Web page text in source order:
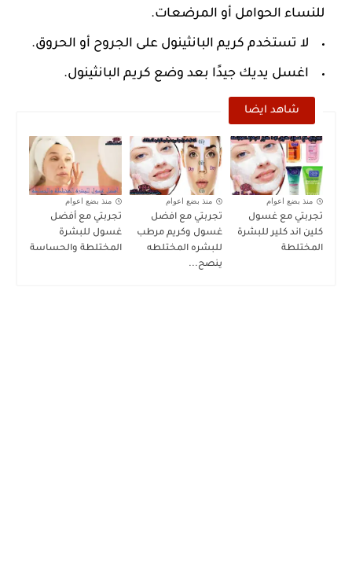
للنساء الحوامل أو المرضعات.
لا تستخدم كريم البانثينول على الجروح أو الحروق.
اغسل يديك جيدًا بعد وضع كريم البانثينول.
شاهد ايضا
منذ بضع اعوام
تجربتي مع غسول
كلين اند كلير للبشرة
المختلطة
منذ بضع اعوام
تجربتي مع افضل
غسول وكريم مرطب
للبشره المختلطه
ينصح...
منذ بضع اعوام
تجربتي مع أفضل
غسول للبشرة
المختلطة والحساسة